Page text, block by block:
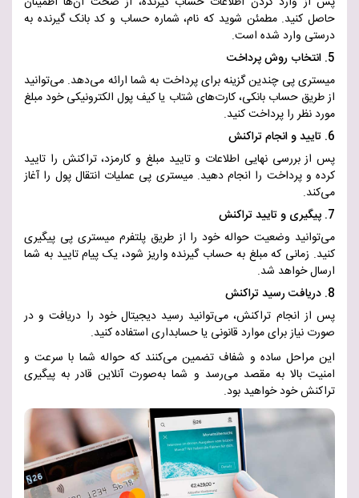
حاصل کنید. مطمئن شوید که نام، شماره حساب و کد بانک گیرنده به
درستی وارد شده است.
5. انتخاب روش پرداخت
میستری پی چندین گزینه برای پرداخت به شما ارائه می‌دهد. می‌توانید
از طریق حساب بانکی، کارت‌های شتاب یا کیف پول الکترونیکی خود مبلغ
مورد نظر را پرداخت کنید.
6. تایید و انجام تراکنش
پس از بررسی نهایی اطلاعات و تایید مبلغ و کارمزد، تراکنش را تایید
کرده و پرداخت را انجام دهید. میستری پی عملیات انتقال پول را آغاز
می‌کند.
7. پیگیری و تایید تراکنش
می‌توانید وضعیت حواله خود را از طریق پلتفرم میستری پی پیگیری
کنید. زمانی که مبلغ به حساب گیرنده واریز شود، یک پیام تایید به شما
ارسال خواهد شد.
8. دریافت رسید تراکنش
پس از انجام تراکنش، می‌توانید رسید دیجیتال خود را دریافت و در
صورت نیاز برای موارد قانونی یا حسابداری استفاده کنید.
این مراحل ساده و شفاف تضمین می‌کنند که حواله شما با سرعت و
امنیت بالا به مقصد می‌رسد و شما به‌صورت آنلاین قادر به پیگیری
تراکنش خود خواهید بود.